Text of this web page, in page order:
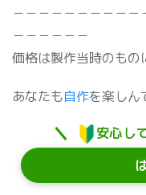
－－－－－－－－－
－－－－－－
価格は製作当時のもの
あなたも自作を楽しん
安心し